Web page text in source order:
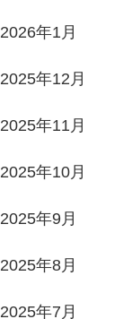
2026年1月
2025年12月
2025年11月
2025年10月
2025年9月
2025年8月
2025年7月